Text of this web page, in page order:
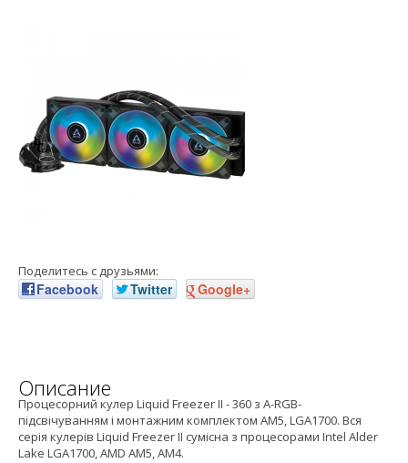
Поделитесь с друзьями:
Facebook Twitter Google+
Описание
Процесорний кулер Liquid Freezer II - 360 з A-RGB-
підсвічуванням і монтажним комплектом AM5, LGA1700. Вся
серія кулерів Liquid Freezer II сумісна з процесорами Intel Alder
Lake LGA1700, AMD AM5, AM4.